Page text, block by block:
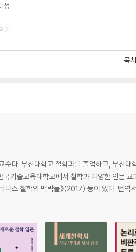
성
기
목
수다. 부산대학교 철학과를 졸업하고, 부산
기술교육대학교에서 철학과 다양한 인문
나스 철학의 맥락들》(2017) 등이 있다. 번